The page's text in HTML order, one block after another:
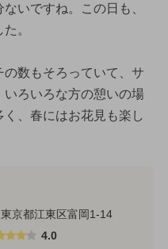
いですね。この日も、
。
の数もそろっていて、サ
いろいろな方の憩いの場
、春にはお花見も楽し
東京都江東区富岡1-14
4.0